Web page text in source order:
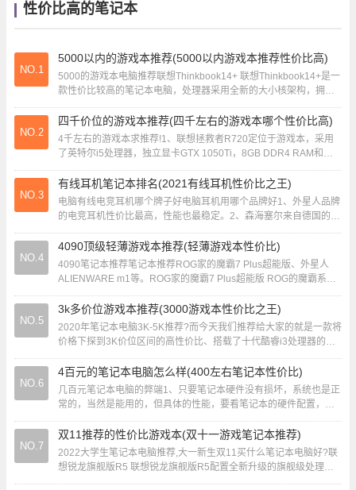
性价比高的笔记本
NO.1
5000以内的游戏本推荐(5000以内游戏本推荐性价比高)
5000的游戏本电脑推荐联想Thinkbook14+ 联想Thinkbook14+是一
款性价比较高的笔记本电脑，处理器采用全新的大小核架构，拥有
多核性能，功耗可...
NO.2
四千价位的游戏本推荐(四千左右的游戏本哪个性价比高)
4千左右的游戏本求推荐!1、联想拯救者R720定位于游戏本，采用
了英特尔i5处理器，独立显卡GTX 1050Ti，8GB DDR4 RAM和
128GB SSD+...
NO.3
有线耳机笔记本排名(2021有线耳机性价比之王)
电脑有线电竞耳机哪个牌子好电脑耳机用哪个品牌好1、外星人品牌
的电竞耳机性价比最高，性能也最稳定。2、森海塞尔来自德国的品
牌，可以这么理解，做耳机他是最专业的，也...
NO.4
4090顶级轻薄游戏本推荐(轻薄游戏本性价比)
4090笔记本推荐笔记本推荐ROG家的魔霸7 Plus超能版、外星人
ALIENWARE m1等。ROG家的魔霸7 Plus超能版 ROG的魔霸系列
的定位一直都是...
NO.5
3k多价位游戏本推荐(3000游戏本性价比之王)
2020年笔记本电脑3K-5K推荐?而今天我们推荐给大家的就是一款将
价格下探到3K价位区间的高性价比、搭载了十代酷睿i3处理器的轻
薄本——联想IdeaPad14...
NO.6
4百元的笔记本电脑怎么样(400左右笔记本性价比)
几百元笔记本电脑的弊端1、只要笔记本硬件没有损坏，系统也是正
常的，当然是能用的，但具体的性能，要看笔记本的硬件配置，但
一般打打字，玩玩小游戏应该是没有问题的。2...
NO.7
双11推荐的性价比游戏本(双十一游戏笔记本推荐)
2022大学生笔记本电脑推荐,大一新生双11买什么笔记本电脑好?联
想锐龙旗舰版R5 联想锐龙旗舰版R5配置全新升级的旗舰级处理
器，采用更精细的制程工艺，可以带来...